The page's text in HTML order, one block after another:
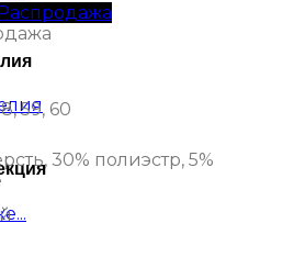
59, 60
30% полиэстр, 5%